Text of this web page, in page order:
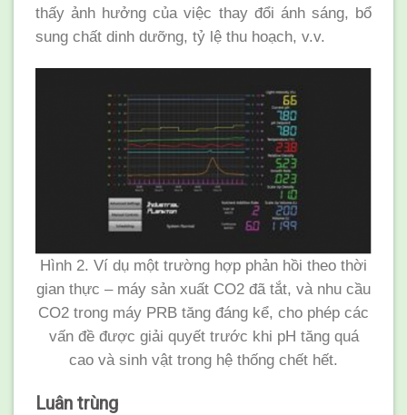
thấy ảnh hưởng của việc thay đổi ánh sáng, bổ
sung chất dinh dưỡng, tỷ lệ thu hoạch, v.v.
Hình 2. Ví dụ một trường hợp phản hồi theo thời
gian thực – máy sản xuất CO2 đã tắt, và nhu cầu
CO2 trong máy PRB tăng đáng kể, cho phép các
vấn đề được giải quyết trước khi pH tăng quá
cao và sinh vật trong hệ thống chết hết.
Luân trùng